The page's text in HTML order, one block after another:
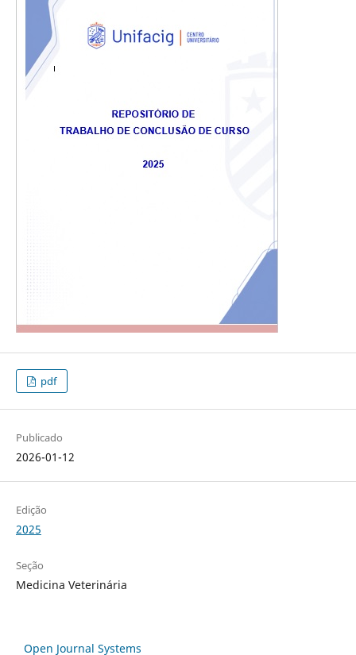
pdf
Publicado
2026-01-12
Edição
2025
Seção
Medicina Veterinária
Open Journal Systems